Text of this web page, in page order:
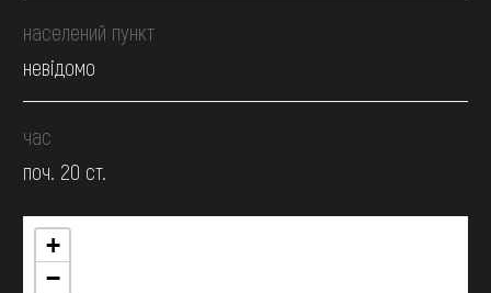
населений пункт
невідомо
час
поч. 20 ст.
+
−